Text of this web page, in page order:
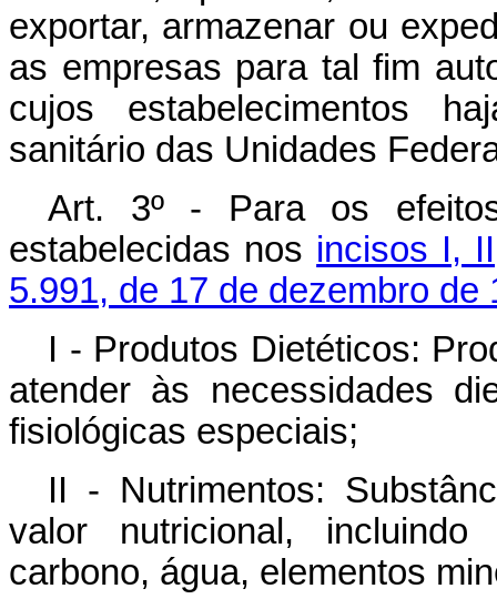
exportar, armazenar ou
as empresas para tal fim
cujos estabelecimentos
sanitário das Unidades
Art. 3º - Para os
estabelecidas nos incisos I,
5.991, de 17 de dezembro de
I - Produtos Dietéticos:
atender às necessidades
fisiológicas especiais;
II - Nutrimentos:
valor nutricional,
carbono, água, elementos